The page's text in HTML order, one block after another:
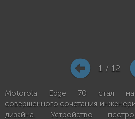
1 / 12
Motorola Edge 70 стал
совершенного сочетания
дизайна. Устройство